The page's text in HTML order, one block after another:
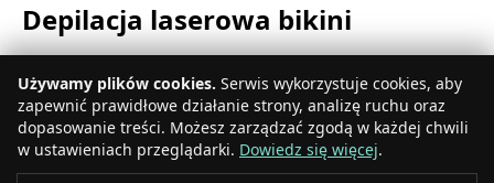
Depilacja laserowa bikini
Katowice
Gdynia
Częstochowa
Radom
Rzeszów
Używamy plików cookies. Serwis wykorzystuje cookies, aby
zapewnić prawidłowe działanie strony, analizę ruchu oraz
dopasowanie treści. Możesz zarządzać zgodą w każdej chwili
w ustawieniach przeglądarki. Dowiedz się więcej.